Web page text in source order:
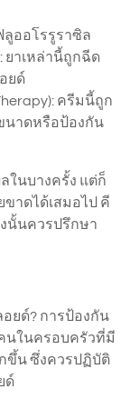
ลูออโรรูราซิล
ยาเหล่านี้ถูกฉีด
ยด์
ครีมนี้ถูก
นาดหรือป้องกัน
ในบางครั้ง แต่ก็
าดได้เสมอไป คี
นั้นควรปรึกษา
ยด์? การป้องกัน
นในครอบครัวที่มี
ขึ้น ซึ่งควรปฏิบัติ
ด์